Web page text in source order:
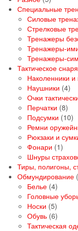
товаров
Специальные
Силовые
Стрелковые
Тренажеры
Тренажеры-
Тренажеры-
Тактическое
Наколенники и
Наушники 44
Очки
Перчатки 88
Подсумки 1010
Ремни
Рюкзаки и
Фонари 11
товар
Шнуры
Тиры, полигоны,
Обмундирование
Белье 44
товара
Головные
Носки 55
товаров
Обувь 66
Тактическая